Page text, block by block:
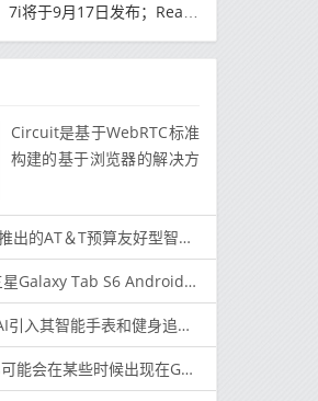
17日发布；Realme 7i的完整规格并导致泄漏
Circuit是基于WebRTC标准
构建的基于浏览器的解决方
的AT＆T预算友好型智能手机
Tab S6 Android 10更新现已推出
入其智能手表和健身追踪器
会在某些时候出现在Galaxy设备上